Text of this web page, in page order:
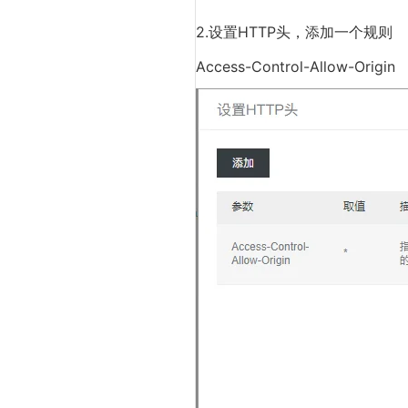
2.设置HTTP头，添加一个规则
Access-Control-Allow-